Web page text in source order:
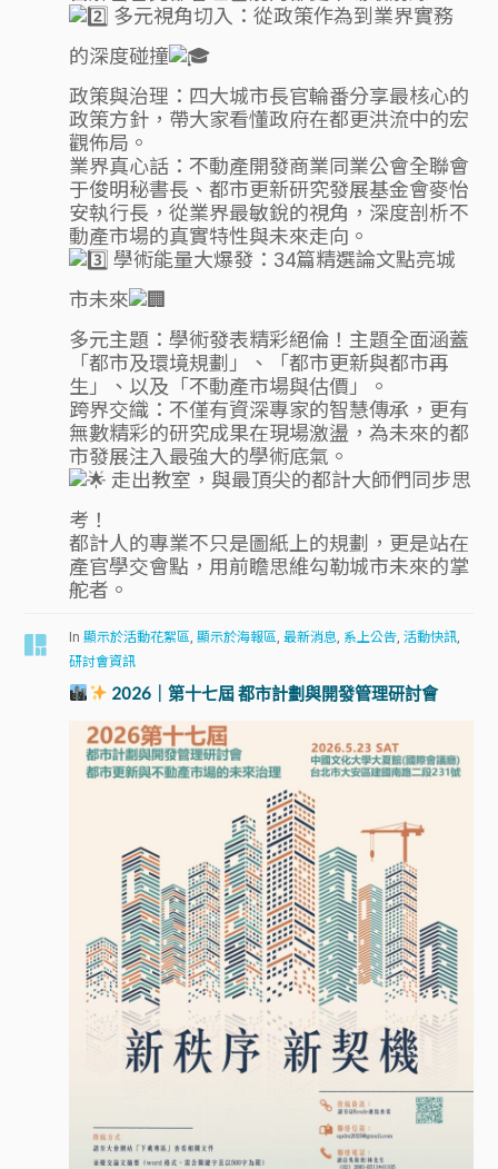
多元視角切入：從政策作為到業界實務
的深度碰撞
政策與治理：四大城市長官輪番分享最核心的
政策方針，帶大家看懂政府在都更洪流中的宏
觀佈局。
業界真心話：不動產開發商業同業公會全聯會
于俊明秘書長、都市更新研究發展基金會麥怡
安執行長，從業界最敏銳的視角，深度剖析不
動產市場的真實特性與未來走向。
學術能量大爆發：34篇精選論文點亮城
市未來
多元主題：學術發表精彩絕倫！主題全面涵蓋
「都市及環境規劃」、「都市更新與都市再
生」、以及「不動產市場與估價」。
跨界交織：不僅有資深專家的智慧傳承，更有
無數精彩的研究成果在現場激盪，為未來的都
市發展注入最強大的學術底氣。
走出教室，與最頂尖的都計大師們同步思
考！
都計人的專業不只是圖紙上的規劃，更是站在
產官學交會點，用前瞻思維勾勒城市未來的掌
舵者。
In顯示於活動花絮區,顯示於海報區,最新消息, 系上公告,活動快訊,
研討會資訊
2026｜第十七屆 都市計劃與開發管理研討會